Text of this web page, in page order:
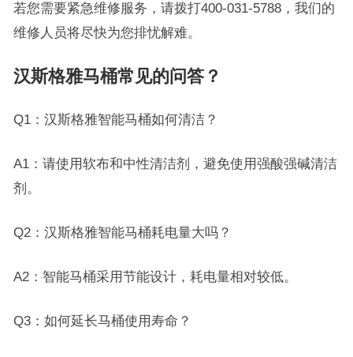
若您需要紧急维修服务，请拨打400-031-5788，我们的
维修人员将尽快为您排忧解难。
汉斯格雅马桶常见的问答？
Q1：汉斯格雅智能马桶如何清洁？
A1：请使用软布和中性清洁剂，避免使用强酸强碱清洁
剂。
Q2：汉斯格雅智能马桶耗电量大吗？
A2：智能马桶采用节能设计，耗电量相对较低。
Q3：如何延长马桶使用寿命？